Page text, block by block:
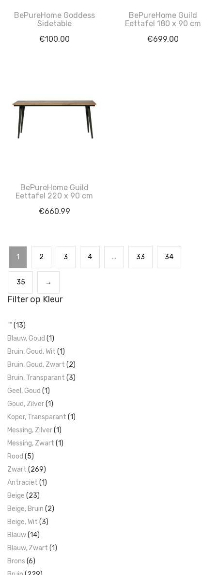
BePureHome Goddess
Sidetable
€100.00
BePureHome Guild
Eettafel 180 x 90 cm
€699.00
BePureHome Guild
Eettafel 220 x 90 cm
€660.99
1 2 3 4 … 33 34
35 →
Filter op Kleur
""(13)
Blauw, Goud (1)
Bruin, Goud, Wit (1)
Bruin, Goud, Zwart (2)
Bruin, Transparant (3)
Geel, Goud (1)
Goud, Zilver(1)
Koper, Transparant (1)
Messing, Zilver(1)
Messing, Zwart (1)
Rood (5)
Zwart (269)
Antraciet (1)
Beige (23)
Beige, Bruin (2)
Beige, Wit (3)
Blauw(14)
Blauw, Zwart (1)
Brons (6)